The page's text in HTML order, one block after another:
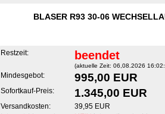
BLASER R93 30-06
Restzeit: beendet
(aktuelle Zeit: 06,08.2026
Mindesgebot: 995,00 EUR
Sofortkauf-Preis: 1.345,00 EUR
Versandkosten:
39,95 EUR